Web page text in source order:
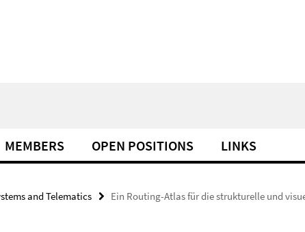
MEMBERS OPEN POSITIONS LINKS
and Telematics Ein Routing-Atlas für die strukturelle und